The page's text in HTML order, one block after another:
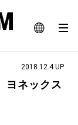
JA
EN
マガジン
2018.12.4 UP
ヨネックス